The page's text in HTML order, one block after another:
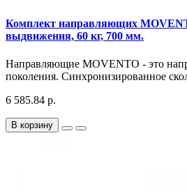
Комплект направляющих
выдвижения, 60 кг, 700 мм.
Направляющие MOVENTO - это
поколения. Синхронизированное
6 585.84 р.
В корзину